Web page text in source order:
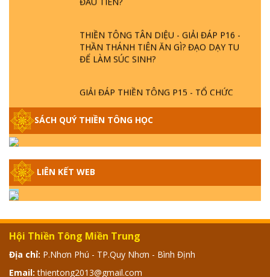
THIỀN TÔNG TÂN DIỆU - GIẢI ĐÁP P16 -
THẦN THÁNH TIÊN ĂN GÌ? ĐẠO DẠY TU
ĐỂ LÀM SÚC SINH?
GIẢI ĐÁP THIỀN TÔNG P15 - TỔ CHỨC
NÀO XUẤT BẢN
GIẢI ĐÁP THIỀN TÔNG ĐẶC BIỆT - P14 -
NGUỒN GỐC ÂM LỊCH DƯƠNG LỊCH -
TẦNG BÌNH LƯU LỚN ĐẾN ĐÂU
GIẢI ĐÁP THIỀN TÔNG ĐẶC BIỆT - P13 -
KHÔNG? XÁ LỢI PHẬT THẬT - GIẢ | TTTD
GIẢI ĐÁP THIỀN TÔNG ĐẶC BIỆT - P12 -
SỰ THẬT VỀ ĐẠI HỒNG THỦY? TRỜI ĐÁNH
SÁCH QUÝ THIỀN TÔNG HỌC
LIÊN KẾT WEB
Hội Thiền Tông Miền Trung
Địa chỉ: P.Nhơn Phú - TP.Quy Nhơn - Bình Định
Email: thientong2013@gmail.com